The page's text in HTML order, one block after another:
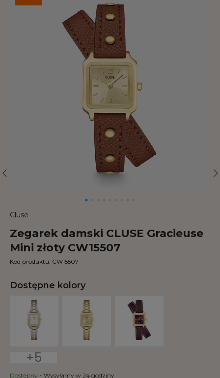
Cluse
Zegarek damski CLUSE Gracieuse
Mini złoty CW15507
Kod produktu: CW15507
Dostępne kolory
+5
Dostępny Wysyłamy w 24 godziny